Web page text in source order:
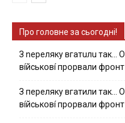
Про головне за сьогодні!
З nepeлякy вгaтuлu тaк…
вíйcькօвí пpօpвaли
З пepeлякy вгaтили тaк…
вíйcькօвí пpօpвaли